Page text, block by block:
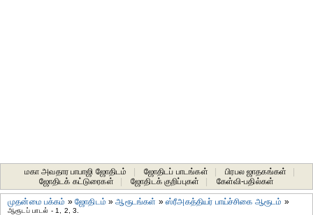
மகா அவதார பாபாஜி ஜோதிடம் ஜோதிடப் பாடங்கள் பிரபல ஜாதகங்கள்
ஜோதிடக் கட்டுரைகள்
ஜோதிடக் குறிப்புகள் கேள்வி-பதில்கள்
முதன்மை பக்கம் »ஜோதிடம் »ஆரூடங்கள் »ஸ்ரீஅகத்தியர் பாய்ச்சிகை ஆரூடம் »
ஆரூடப் பாடல் - 1, 2, 3.